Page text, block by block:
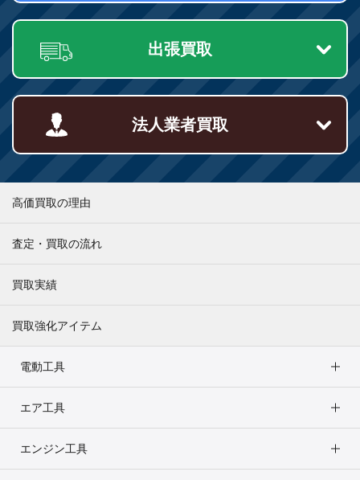
出張買取
法人業者買取
高価買取の理由
査定・買取の流れ
買取実績
買取強化アイテム
電動工具
エア工具
エンジン工具